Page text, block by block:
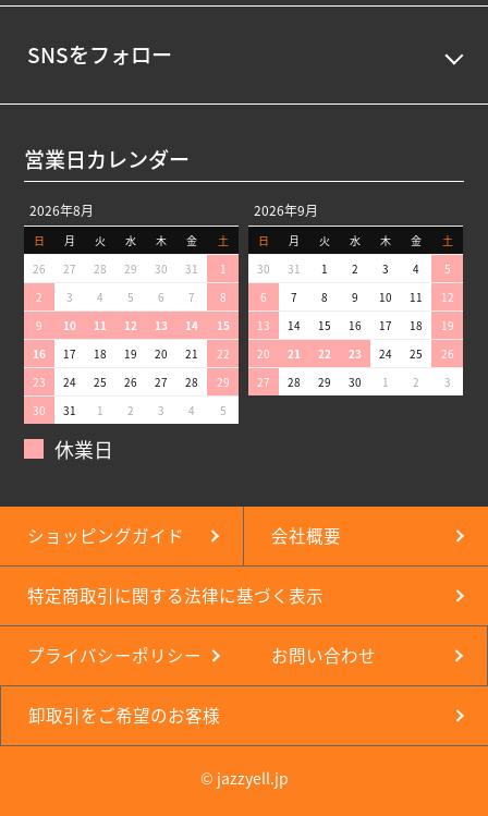
SNSをフォロー
営業日カレンダー
2026年8月
日 月 火 水 木 金
土
26
27 28 29 30 31
1
2
3 4 5 6 7
8
9
10 11 12 13 14
15
16
17 18 19 20 21
22
23
24 25 26 27 28
29
30
31 1 2 3 4 5
2026年9月
日 月 火 水 木 金
土
30
31 1 2 3 4
5
6
7 8 9 10 11
12
13
14 15 16 17 18
19
20
21 22 23 24 25
26
27
28 29 30 1 2 3
休業日
ショッピングガイド 会社概要
特定商取引に関する法律に基づく表示
プライバシーポリシー お問い合わせ
卸取引をご希望のお客様
© jazzyell.jp